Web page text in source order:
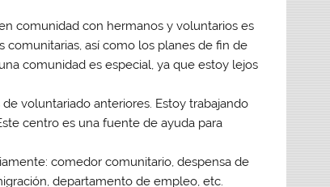
comunidad con hermanos y voluntarios es
comunitarias, así como los planes de fin de
comunidad es especial, ya que estoy lejos
voluntariado anteriores. Estoy trabajando
centro es una fuente de ayuda para
comedor comunitario, despensa de
departamento de empleo, etc.